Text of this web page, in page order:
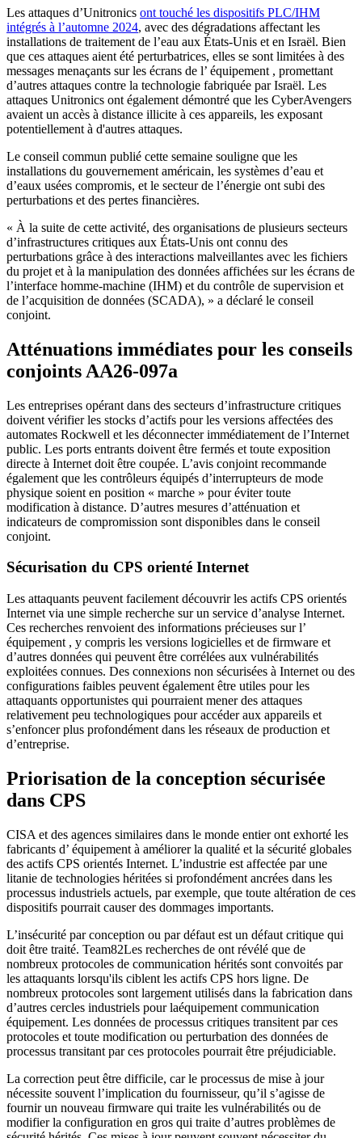
Les attaques d’Unitronics ont touché les dispositifs PLC/IHM
intégrés à l’automne 2024, avec des dégradations affectant les
installations de traitement de l’eau aux États-Unis et en Israël. Bien
que ces attaques aient été perturbatrices, elles se sont limitées à des
messages menaçants sur les écrans de l’ équipement , promettant
d’autres attaques contre la technologie fabriquée par Israël. Les
attaques Unitronics ont également démontré que les CyberAvengers
avaient un accès à distance illicite à ces appareils, les exposant
potentiellement à d'autres attaques.
Le conseil commun publié cette semaine souligne que les
installations du gouvernement américain, les systèmes d’eau et
d’eaux usées compromis, et le secteur de l’énergie ont subi des
perturbations et des pertes financières.
« À la suite de cette activité, des organisations de plusieurs secteurs
d’infrastructures critiques aux États-Unis ont connu des
perturbations grâce à des interactions malveillantes avec les fichiers
du projet et à la manipulation des données affichées sur les écrans de
l’interface homme-machine (IHM) et du contrôle de supervision et
de l’acquisition de données (SCADA), » a déclaré le conseil
conjoint.
Atténuations immédiates pour les conseils
conjoints AA26-097a
Les entreprises opérant dans des secteurs d’infrastructure critiques
doivent vérifier les stocks d’actifs pour les versions affectées des
automates Rockwell et les déconnecter immédiatement de l’Internet
public. Les ports entrants doivent être fermés et toute exposition
directe à Internet doit être coupée. L’avis conjoint recommande
également que les contrôleurs équipés d’interrupteurs de mode
physique soient en position « marche » pour éviter toute
modification à distance. D’autres mesures d’atténuation et
indicateurs de compromission sont disponibles dans le conseil
conjoint.
Sécurisation du CPS orienté Internet
Les attaquants peuvent facilement découvrir les actifs CPS orientés
Internet via une simple recherche sur un service d’analyse Internet.
Ces recherches renvoient des informations précieuses sur l’
équipement , y compris les versions logicielles et de firmware et
d’autres données qui peuvent être corrélées aux vulnérabilités
exploitées connues. Des connexions non sécurisées à Internet ou des
configurations faibles peuvent également être utiles pour les
attaquants opportunistes qui pourraient mener des attaques
relativement peu technologiques pour accéder aux appareils et
s’enfoncer plus profondément dans les réseaux de production et
d’entreprise.
Priorisation de la conception sécurisée
dans CPS
CISA et des agences similaires dans le monde entier ont exhorté les
fabricants d’ équipement à améliorer la qualité et la sécurité globales
des actifs CPS orientés Internet. L’industrie est affectée par une
litanie de technologies héritées si profondément ancrées dans les
processus industriels actuels, par exemple, que toute altération de ces
dispositifs pourrait causer des dommages importants.
L’insécurité par conception ou par défaut est un défaut critique qui
doit être traité. Team82Les recherches de ont révélé que de
nombreux protocoles de communication hérités sont convoités par
les attaquants lorsqu'ils ciblent les actifs CPS hors ligne. De
nombreux protocoles sont largement utilisés dans la fabrication dans
d’autres cercles industriels pour laéquipement communication
équipement. Les données de processus critiques transitent par ces
protocoles et toute modification ou perturbation des données de
processus transitant par ces protocoles pourrait être préjudiciable.
La correction peut être difficile, car le processus de mise à jour
nécessite souvent l’implication du fournisseur, qu’il s’agisse de
fournir un nouveau firmware qui traite les vulnérabilités ou de
modifier la configuration en gros qui traite d’autres problèmes de